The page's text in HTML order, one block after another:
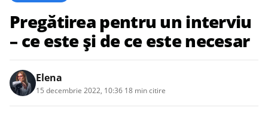
Pregătirea pentru un interviu
– ce este și de ce este necesar
Elena
15 decembrie 2022, 10:36 18 min citire